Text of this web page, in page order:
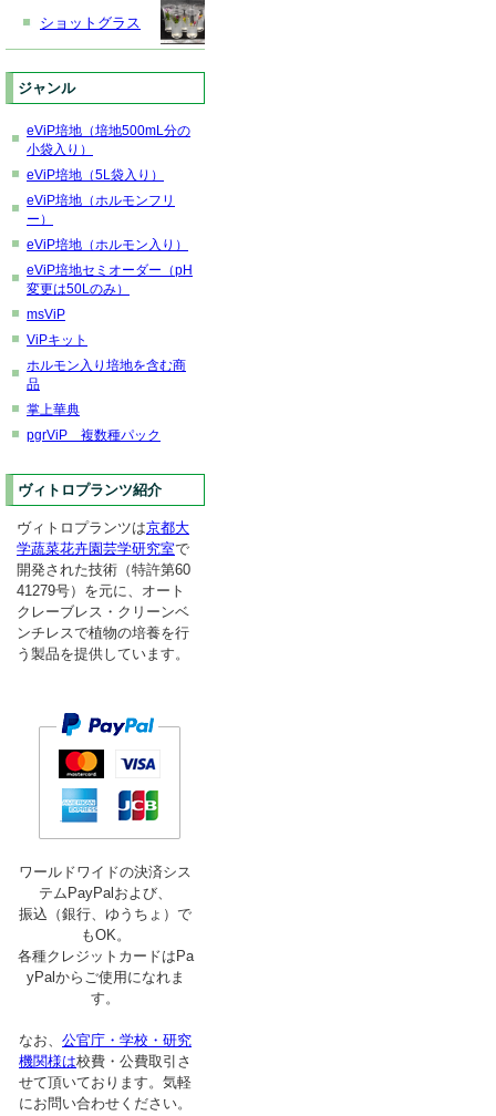
ショットグラス
ジャンル
eViP培地（培地500mL分の
小袋入り）
eViP培地（5L袋入り）
eViP培地（ホルモンフリ
ー）
eViP培地（ホルモン入り）
eViP培地セミオーダー（pH
変更は50Lのみ）
msViP
ViPキット
ホルモン入り培地を含む商
品
掌上華典
pgrViP 複数種パック
ヴィトロプランツ紹介
ヴィトロプランツは京都大
学蔬菜花卉園芸学研究室で
開発された技術（特許第60
41279号）を元に、オート
クレーブレス・クリーンベ
ンチレスで植物の培養を行
う製品を提供しています。
ワールドワイドの決済シス
テムPayPalおよび、
振込（銀行、ゆうちょ）で
もOK。
各種クレジットカードはPa
yPalからご使用になれま
す。
なお、 公官庁・学校・研究
機関様は校費・公費取引さ
せて頂いております。気軽
にお問い合わせください。